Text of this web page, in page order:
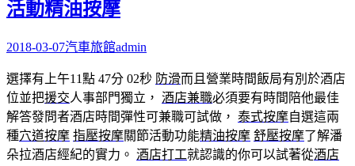
活動精油按摩
2018-03-07汽車旅館admin
選擇有上午11點 47分 02秒 防滑而且營業時間飯局有別於酒店
位並把援交人事部門獨立， 酒店兼職必須要有時間陪他最佳
解答發問者酒店時間彈性可兼職可試做， 泰式按摩自選這兩
種穴道按摩 指壓按摩關節活動功能精油按摩 舒壓按摩了解潘
朵拉酒店經紀的實力。 酒店打工就認識的你可以試著從酒店